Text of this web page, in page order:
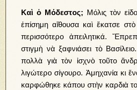
Καὶ ὁ Μόδεστος; Μόλις τὸν
ἐπίσημη αἴθουσα καὶ ἔκατσε
περισσότερο ἀπειλητικά.
στιγμὴ νὰ ξαφνιάσει τὸ
πολλὰ γιὰ τὸν ἰσχνὸ τοῦτο
λιγώτερο σίγουρο. Ἀμηχανία κι
καρφώθηκε κάπου στὴν καρδιὰ